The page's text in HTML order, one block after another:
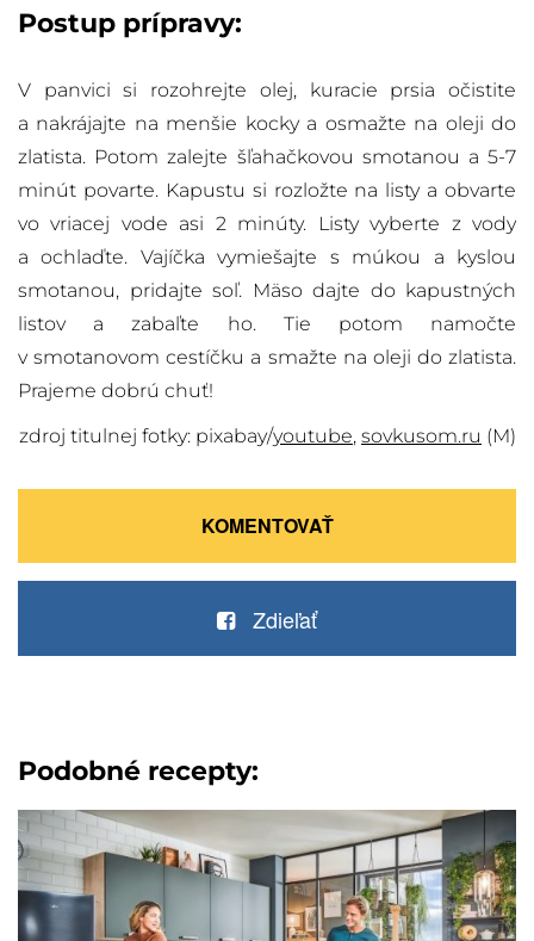
Postup prípravy:
V panvici si rozohrejte olej, kuracie prsia očistite
a nakrájajte na menšie kocky a osmažte na oleji do
zlatista. Potom zalejte šľahačkovou smotanou a 5-7
minút povarte. Kapustu si rozložte na listy a obvarte
vo vriacej vode asi 2 minúty. Listy vyberte z vody
a ochlaďte. Vajíčka vymiešajte s múkou a kyslou
smotanou, pridajte soľ. Mäso dajte do kapustných
listov a zabaľte ho. Tie potom namočte
v smotanovom cestíčku a smažte na oleji do zlatista.
Prajeme dobrú chuť!
zdroj titulnej fotky: pixabay/youtube, sovkusom.ru (M)
KOMENTOVAŤ
Zdieľať
Podobné recepty: